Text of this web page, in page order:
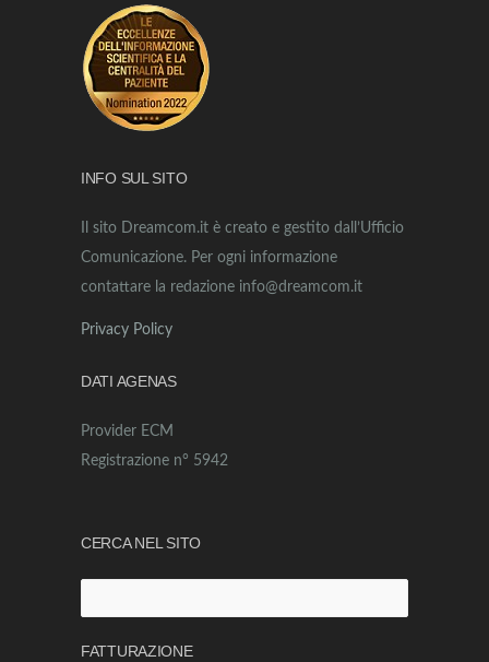
INFO SUL SITO
Il sito Dreamcom.it è creato e gestito dall’Ufficio
Comunicazione. Per ogni informazione
contattare la redazione info@dreamcom.it
Privacy Policy
DATI AGENAS
Provider ECM
Registrazione n° 5942
CERCA NEL SITO
per:
FATTURAZIONE